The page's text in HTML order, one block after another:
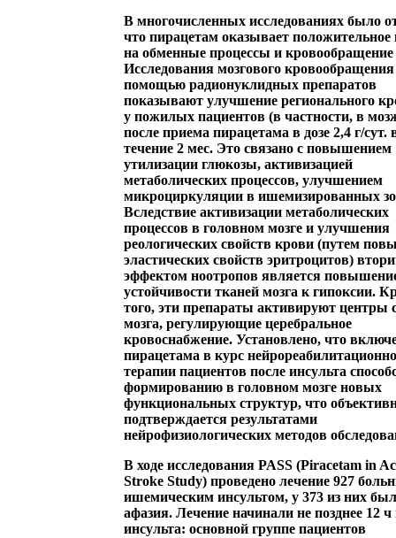
В многочисленных исследованиях было
что пирацетам оказывает положительное
на обменные процессы и
Исследования мозгового кровообращения
помощью радионуклидных препаратов
показывают улучшение регионального
у пожилых пациентов (в частности, в
после приема пирацетама в дозе 2,4 г/сут.
течение 2 мес. Это связано с повышением
утилизации глюкозы, активизацией
метаболических процессов, улучшением
микроциркуляции в ишемизированных
Вследствие активизации метаболических
процессов в головном мозге и улучшения
реологических свойств крови (путем
эластических свойств эритроцитов)
эффектом ноотропов является
устойчивости тканей мозга к гипоксии.
того, эти препараты активируют центры
мозга, регулирующие церебральное
кровоснабжение. Установлено, что
пирацетама в курс
терапии пациентов после инсульта
формированию в головном мозге новых
функциональных структур, что
подтверждается результатами
нейрофизиологических методов
В ходе исследования PASS (Piracetam in
Stroke Study) проведено лечение 927
ишемическим инсультом, у 373 из них
афазия. Лечение начинали не позднее 12 ч
инсульта: основной группе пациентов